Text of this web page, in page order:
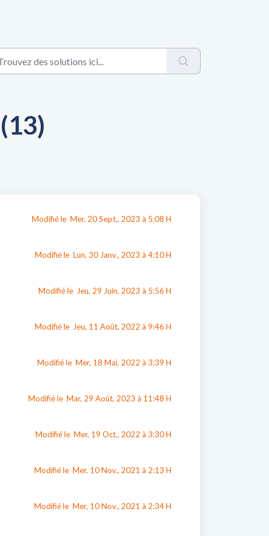
Modifié le Mer, 20 Sept., 2023 à 5:08 H
Modifié le Lun, 30 Janv., 2023 à 4:10 H
Modifié le Jeu, 29 Juin, 2023 à 5:56 H
Modifié le Jeu, 11 Août, 2022 à 9:46 H
Modifié le Mer, 18 Mai, 2022 à 3:39 H
Modifié le Mar, 29 Août, 2023 à 11:48 H
Modifié le Mer, 19 Oct., 2022 à 3:30 H
Modifié le Mer, 10 Nov., 2021 à 2:13 H
Modifié le Mer, 10 Nov., 2021 à 2:34 H